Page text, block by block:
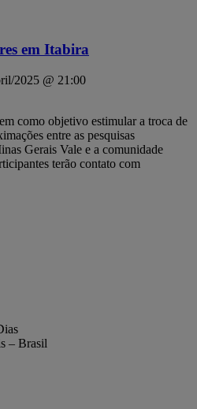
em Itabira
2025 @ 21:00
como objetivo estimular a troca de
entre as pesquisas
Gerais Vale e a comunidade
terão contato com
– Brasil